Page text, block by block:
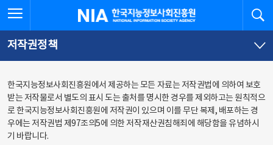
문
로
가
체
뉴
바
가
한국지능정보사회진흥원
저작권정책
한국지능정보사회진흥원에서 제공하는 모든 자료는 저작권법에 의하여 보호
받는 저작물로서 별도의 표시 도는 출처를 명시한 경우를 제외하고는 원칙적으
로 한국지능정보사회진흥원에 저작권이 있으며 이를 무단 복제, 배포하는 경
우에는 저작권법 제97조의5에 의한 저작재산권침해죄에 해당함을 유념하시
기 바랍니다.